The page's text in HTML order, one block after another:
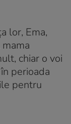
lor, Ema,
chiar o voi
perioada
pentru